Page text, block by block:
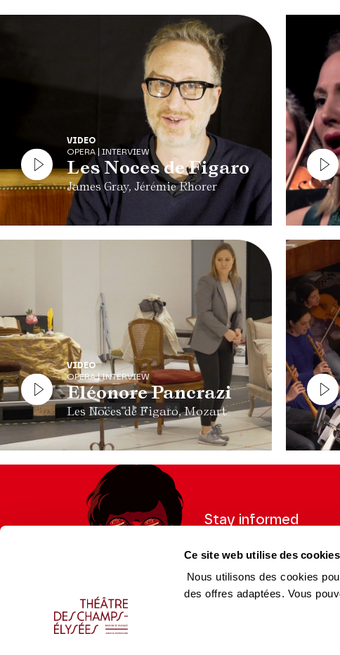
Ce site web utilise des
Nous utilisons des cookies
des offres adaptées. Vous
VIDEO
OPERA | INTERVIEW
Les Noces de Figaro
James Gray, Jérémie Rhorer
VIDEO
OPERA | INTERVIEW
Eléonore Pancrazi
Les Noces de Figaro, Mozart
Stay informed
updates from the Theatre.